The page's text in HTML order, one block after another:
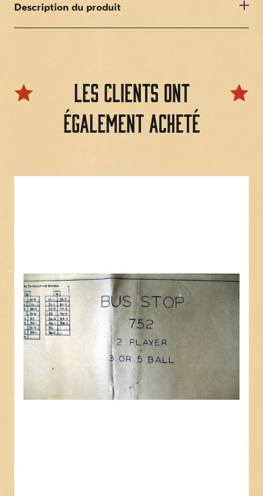
Description du produit
Les clients ont
également acheté